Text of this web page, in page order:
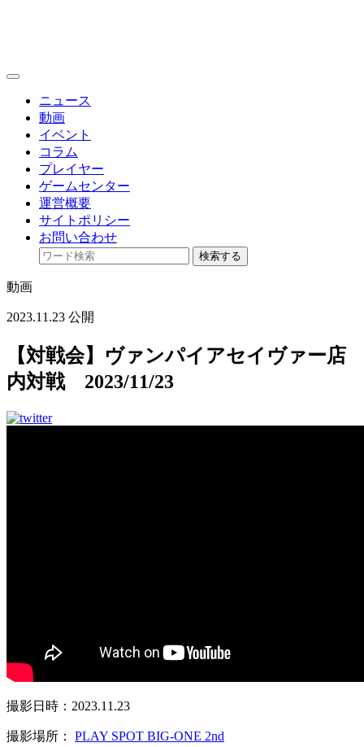
toggle
ニュース
動画
イベント
コラム
プレイヤー
ゲームセンター
運営概要
サイトポリシー
お問い合わせ
検索する
動画
2023.11.23 公開
【対戦会】ヴァンパイアセイヴァー店
内対戦 2023/11/23
撮影日時：2023.11.23
撮影場所： PLAY SPOT BIG-ONE 2nd